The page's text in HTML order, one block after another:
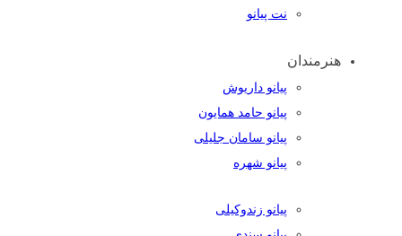
نت پیانو
هنرمندان
پیانو داریوش
پیانو حامد همایون
پیانو سامان جلیلی
پیانو شهره
پیانو زندوکیلی